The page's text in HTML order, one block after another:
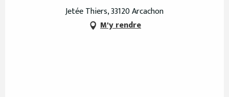
Jetée Thiers, 33120 Arcachon
M'y rendre